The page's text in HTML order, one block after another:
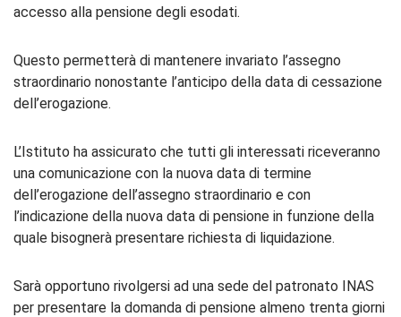
accesso alla pensione degli esodati.
Questo permetterà di mantenere invariato l’assegno
straordinario nonostante l’anticipo della data di cessazione
dell’erogazione.
L’Istituto ha assicurato che tutti gli interessati riceveranno
una comunicazione con la nuova data di termine
dell’erogazione dell’assegno straordinario e con
l’indicazione della nuova data di pensione in funzione della
quale bisognerà presentare richiesta di liquidazione.
Sarà opportuno rivolgersi ad una sede del patronato INAS
per presentare la domanda di pensione almeno trenta giorni